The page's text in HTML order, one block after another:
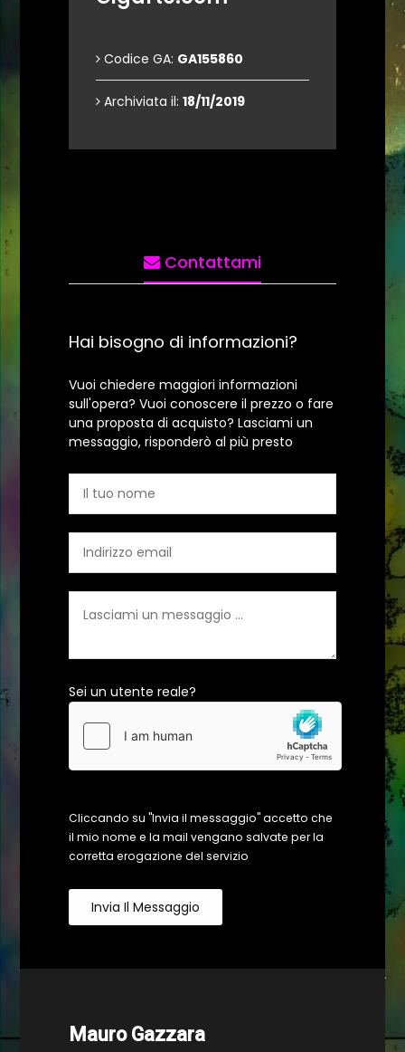
Codice GA: GA155860
Archiviata il: 18/11/2019
Contattami
Hai bisogno di informazioni?
Vuoi chiedere maggiori informazioni
sull'opera? Vuoi conoscere il prezzo o fare
una proposta di acquisto? Lasciami un
messaggio, risponderò al più presto
Sei un utente reale?
Cliccando su "Invia il messaggio" accetto che
il mio nome e la mail vengano salvate per la
corretta erogazione del servizio
Invia Il Messaggio
Mauro Gazzara